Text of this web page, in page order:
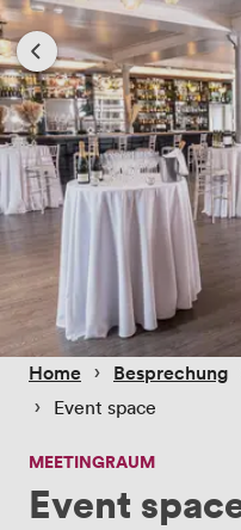
Home › Besprechung
› Event space
MEETINGRAUM
Event